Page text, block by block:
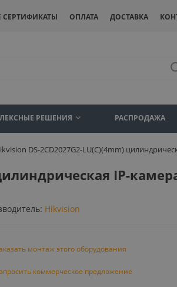
СЕРТИФИКАТЫ ОПЛАТА ДОСТАВКА
РЕШЕНИЯ РАСПРОДАЖА
DS-2CD2027G2-LU(C)(4mm)
IP-
Hikvision
монтаж этого оборудования
коммерческое предложение